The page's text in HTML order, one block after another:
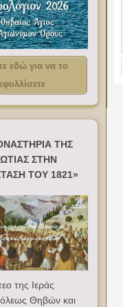
εδώ για να το
ΤΗΣ
ΣΤΗΝ
ΤΟΥ 1821»
της Ιεράς
Θηβών και